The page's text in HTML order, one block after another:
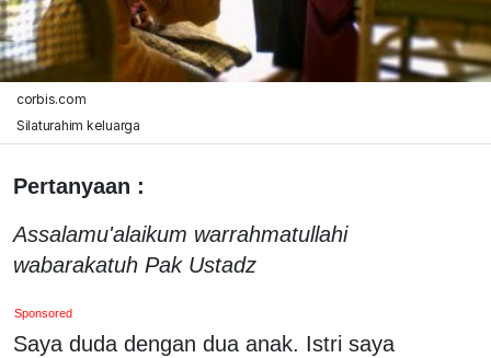
corbis.com
Silaturahim keluarga
Pertanyaan :
Assalamu'alaikum warrahmatullahi
wabarakatuh Pak Ustadz
Sponsored
Saya duda dengan dua anak. Istri saya